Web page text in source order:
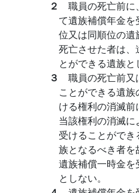
２ 職員の死亡前
て遺族補償年金
位又は同順位の
死亡させた者は、
とができる遺族と
３ 職員の死亡前又
ことができる遺
ける権利の消滅
当該権利の消滅
受けることがで
族となるべき者を
遺族補償一時金
としない。